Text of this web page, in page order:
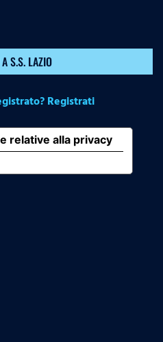
S.S. LAZIO
Registrati
relative alla privacy